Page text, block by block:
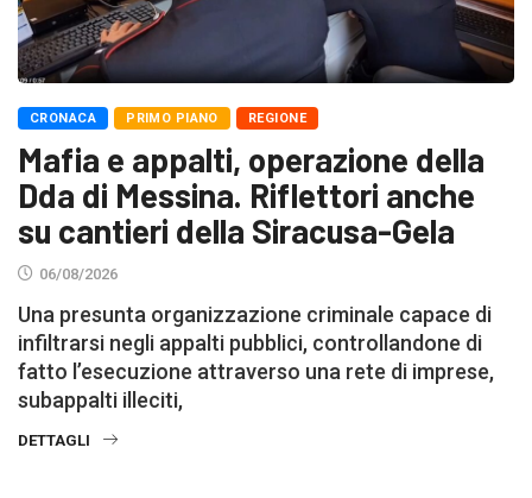
CRONACA PRIMO PIANO REGIONE
Mafia e appalti, operazione della
Dda di Messina. Riflettori anche
su cantieri della Siracusa-Gela
06/08/2026
Una presunta organizzazione criminale capace di
infiltrarsi negli appalti pubblici, controllandone di
fatto l’esecuzione attraverso una rete di imprese,
subappalti illeciti,
DETTAGLI